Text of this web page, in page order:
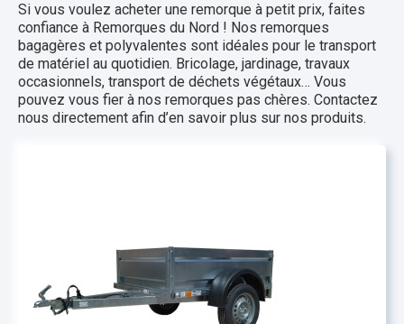
Si vous voulez acheter une remorque à petit prix, faites
confiance à Remorques du Nord ! Nos remorques
bagagères et polyvalentes sont idéales pour le transport
de matériel au quotidien. Bricolage, jardinage, travaux
occasionnels, transport de déchets végétaux… Vous
pouvez vous fier à nos remorques pas chères. Contactez
nous directement afin d’en savoir plus sur nos produits.